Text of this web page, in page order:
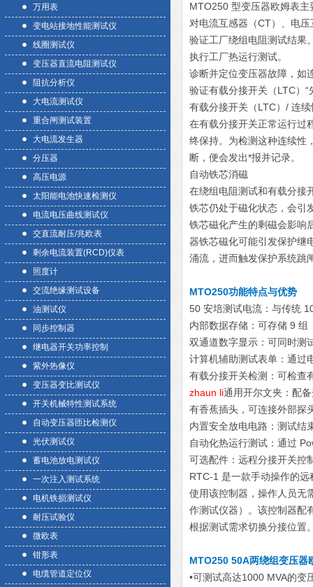
万用表
变电站接地性能测试仪
线圈测试仪
变压器直流电阻测试仪
阻抗分析仪
大电流测试仪
重合闸测试装置
大电流发生器
分压器
高压电源
太阳能电池快速检测仪
电流电压曲线测试仪
交直流耐压/兆欧表
剩余电流装置(RCD)仪表
照度计
交流绝缘测试设备
油测试仪
同步控制器
继电器开关功率控制
紫外热像仪
变压器变比测试仪
开关机械特性测试系统
自动变压器匝比检测仪
光伏测试仪
蓄电池放电测试仪
一次注入测试系统
电机铁损测试仪
耐压试验仪
微欧表
钳形表
电缆管道定位仪
MTO250 型变压器欧姆表主
对电流互感器（CT）、电
验证工厂绕组电阻测试结果
执行工厂热运行测试。
诊断并定位变压器故障，如
验证有载分接开关（LTC）
有载分接开关（LTC）/ 连
在有载分接开关正常运行过
终保持。为检测这种连续性
断，便会发出*报并记录。
自动铁芯消磁
在绕组电阻测试和有载分接
铁芯仍处于磁化状态，会引
铁芯磁化产生的剩磁会影响
器铁芯磁化可能引发保护继
涌流，进而触发保护系统跳
MTO250功能特点与优势
50 安培测试电流：与传统
内部数据存储：可存储 9 组
双通道数字显示：可同时测
计算机辅助测试表单：通过
有载分接开关检测：可检查
zhaun li通用开尔文夹：配
有香蕉插头，可连接外部探
内置安全放电电路：测试结
自动化热运行测试：通过
可选配件：远程分接开关控
RTC-1 是一款手动操作的
使用该控制器，操作人员无
作测试仪器）。该控制器配
根据测试需求切换分接位置
MTO250 50A两绕组变压器
•可测试高达1000 MVA的变